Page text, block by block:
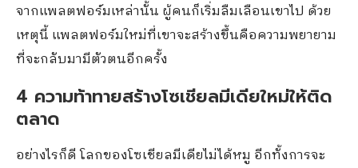
จากแพลตฟอร์มเหล่านั้น ผู้คนก็เริ่มลืมเลือนเขาไป ด้วย
เหตุนี้ แพลตฟอร์มใหม่ที่เขาจะสร้างขึ้นคือความพยายาม
ที่จะกลับมามีตัวตนอีกครั้ง
4 ความท้าทายสร้างโซเชียลมีเดียใหม่ให้ติด
ตลาด
อย่างไรก็ดี โลกของโซเชียลมีเดียไม่ได้หมู อีกทั้งการจะ